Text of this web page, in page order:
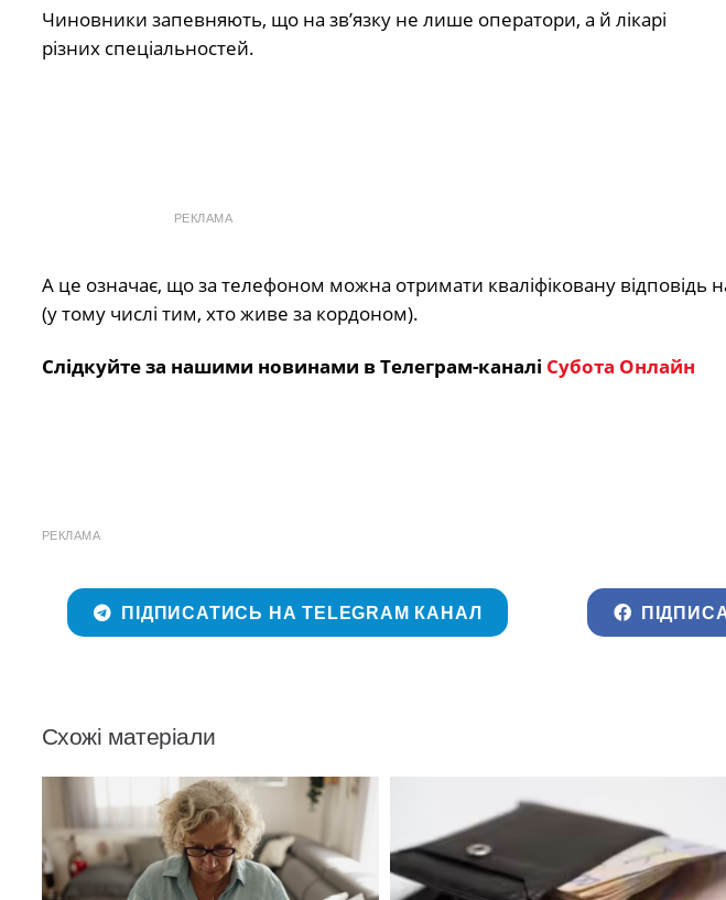
Чиновники запевняють, що на зв’язку не лише оператори, а й лікарі
різних спеціальностей.
РЕКЛАМА
А це означає, що за телефоном можна отримати кваліфіковану відповідь
(у тому числі тим, хто живе за кордоном).
Слідкуйте за нашими новинами в Телеграм-каналі Субота Онлайн
РЕКЛАМА
ПІДПИСАТИСЬ НА TELEGRAM КАНАЛ
Схожі матеріали